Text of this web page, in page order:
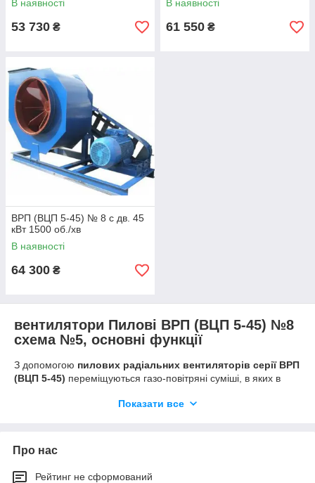
В наявності
53 730 ₴
В наявності
61 550 ₴
ВРП (ВЦП 5-45) № 8 с дв. 45
кВт 1500 об./хв
В наявності
64 300 ₴
вентилятори Пилові ВРП (ВЦП 5-45) №8
схема №5, основні функції
З допомогою пилових радіальних вентиляторів серії ВРП
(ВЦП 5-45) переміщуються газо-повітряні суміші, в яких в
(наприклад, стружка, тирса, стружка).Вентилятори пилові
агрегатами (наприклад, очищення верстатів від дерев'яних і
металевих частинок), зерновими пневмотранспортними
установками, а також іншими пристроями, які функціонують в
Показати все
Про нас
Рейтинг не сформований